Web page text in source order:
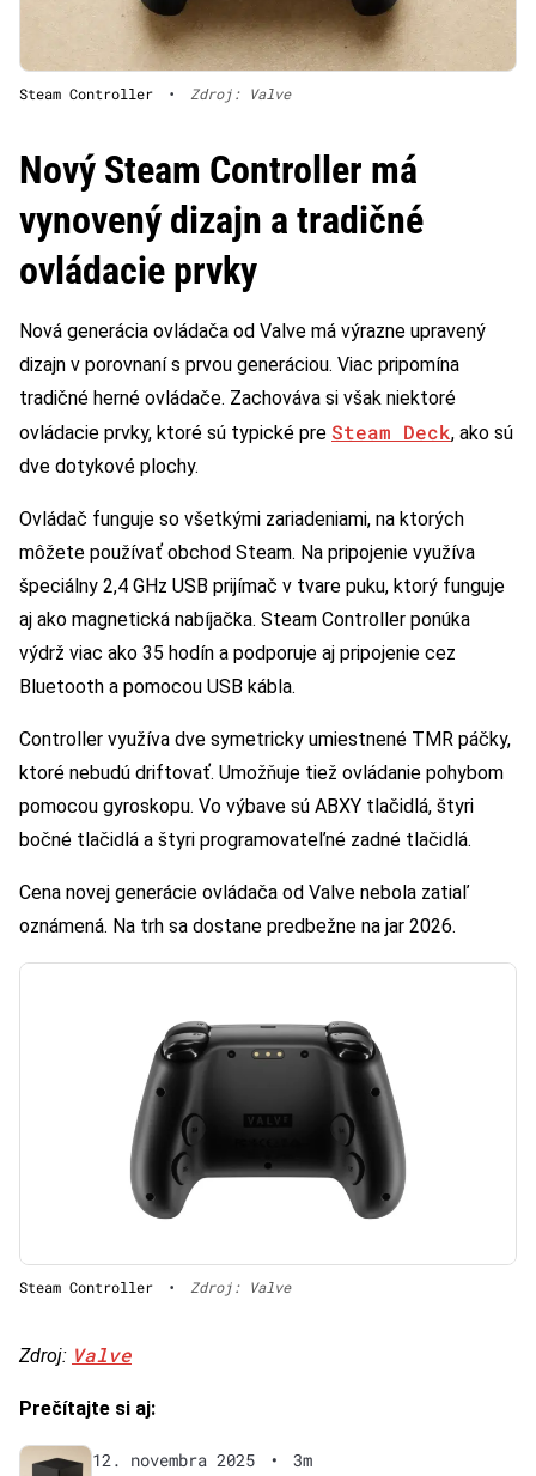
Steam Controller • Zdroj: Valve
Nový Steam Controller má
vynovený dizajn a tradičné
ovládacie prvky
Nová generácia ovládača od Valve má výrazne upravený
dizajn v porovnaní s prvou generáciou. Viac pripomína
tradičné herné ovládače. Zachováva si však niektoré
ovládacie prvky, ktoré sú typické pre Steam Deck, ako sú
dve dotykové plochy.
Ovládač funguje so všetkými zariadeniami, na ktorých
môžete používať obchod Steam. Na pripojenie využíva
špeciálny 2,4 GHz USB prijímač v tvare puku, ktorý funguje
aj ako magnetická nabíjačka. Steam Controller ponúka
výdrž viac ako 35 hodín a podporuje aj pripojenie cez
Bluetooth a pomocou USB kábla.
Controller využíva dve symetricky umiestnené TMR páčky,
ktoré nebudú driftovať. Umožňuje tiež ovládanie pohybom
pomocou gyroskopu. Vo výbave sú ABXY tlačidlá, štyri
bočné tlačidlá a štyri programovateľné zadné tlačidlá.
Cena novej generácie ovládača od Valve nebola zatiaľ
oznámená. Na trh sa dostane predbežne na jar 2026.
Steam Controller • Zdroj: Valve
Zdroj: Valve
Prečítajte si aj:
12. novembra 2025 • 3m